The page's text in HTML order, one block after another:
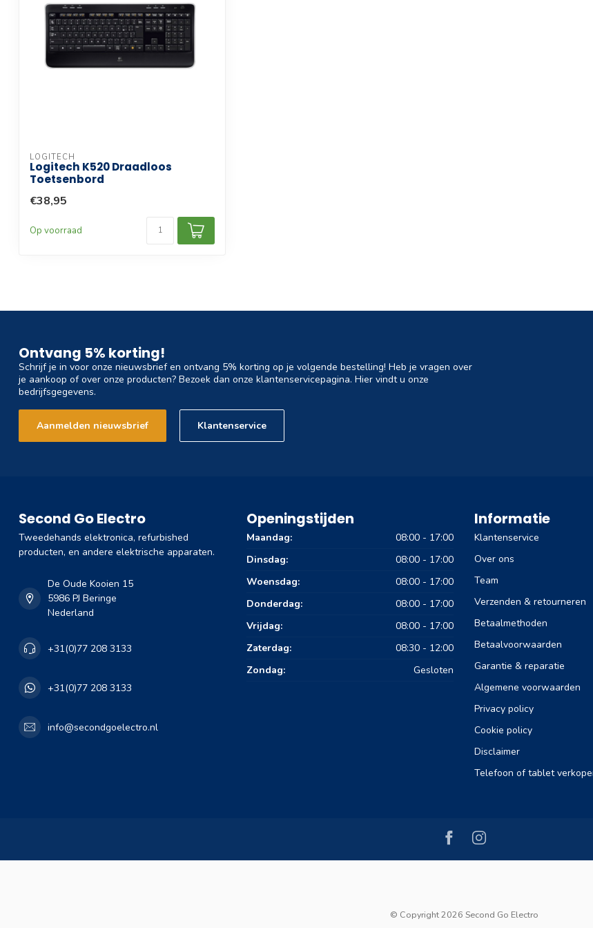
LOGITECH
Logitech K520 Draadloos
Toetsenbord
€38,95
Op voorraad
Ontvang 5% korting!
Schrijf je in voor onze nieuwsbrief en ontvang 5% korting op je volgende bestelling! Heb je vragen over
je aankoop of over onze producten? Bezoek dan onze klantenservicepagina. Hier vindt u onze
bedrijfsgegevens.
Aanmelden nieuwsbrief Klantenservice
Second Go Electro
Tweedehands elektronica, refurbished
producten, en andere elektrische apparaten.
De Oude Kooien 15
5986 PJ Beringe
Nederland
+31(0)77 208 3133
+31(0)77 208 3133
info@secondgoelectro.nl
Openingstijden
Maandag:
08:00 - 17:00
Dinsdag:
08:00 - 17:00
Woensdag:
08:00 - 17:00
Donderdag:
08:00 - 17:00
Vrijdag:
08:00 - 17:00
Zaterdag:
08:30 - 12:00
Zondag:
Gesloten
Informatie
Klantenservice
Over ons
Team
Verzenden & retourneren
Betaalmethoden
Betaalvoorwaarden
Garantie & reparatie
Algemene voorwaarden
Privacy policy
Cookie policy
Disclaimer
Telefoon of tablet
© Copyright 2026 Second Go Electro